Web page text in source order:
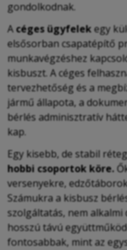
gondolkodnak.
Acéges ügyfelekegy
elsősorban csapatépítő
munkavégzéshez
kisbuszt. A céges
tervezhetőség és a
jármű állapota, a
bérlés adminisztratív
kap.
Egy kisebb, de stabil
hobbi csoportok köre.
versenyekre,
Számukra a kisbusz
szolgáltatás, nem alkalmi
hosszú távú
fontosabbak, mint az